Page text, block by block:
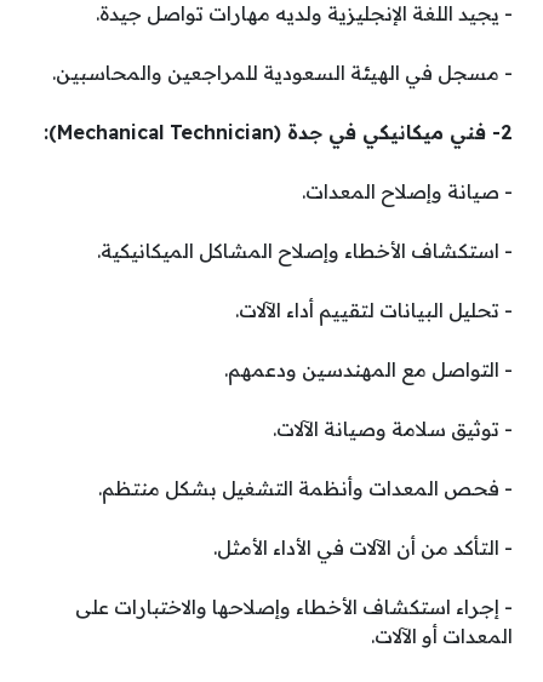
­- يجيد اللغة الإنجليزية ولديه مهارات تواصل جيدة.
­- مسجل في الهيئة السعودية للمراجعين والمحاسبين.
2- فني ميكانيكي في جدة (Mechanical Technician):
­- صيانة وإصلاح المعدات.
­- استكشاف الأخطاء وإصلاح المشاكل الميكانيكية.
­- تحليل البيانات لتقييم أداء الآلات.
­- التواصل مع المهندسين ودعمهم.
­- توثيق سلامة وصيانة الآلات.
­- فحص المعدات وأنظمة التشغيل بشكل منتظم.
­- التأكد من أن الآلات في الأداء الأمثل.
­- إجراء استكشاف الأخطاء وإصلاحها والاختبارات على
المعدات أو الآلات.